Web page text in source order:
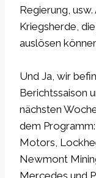
Regierung,
Kriegsherde,
auslösen
Und Ja, wir
Berichtssaison
nächsten
dem
Motors,
Newmont
Mercedes und